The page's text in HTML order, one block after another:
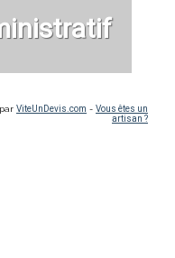
ViteUnDevis.com - Vous êtes un
artisan ?